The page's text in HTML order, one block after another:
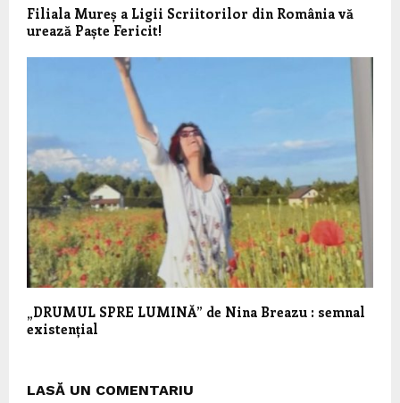
Filiala Mureș a Ligii Scriitorilor din România vă
urează Paște Fericit!
„DRUMUL SPRE LUMINĂ” de Nina Breazu : semnal
existențial
LASĂ UN COMENTARIU